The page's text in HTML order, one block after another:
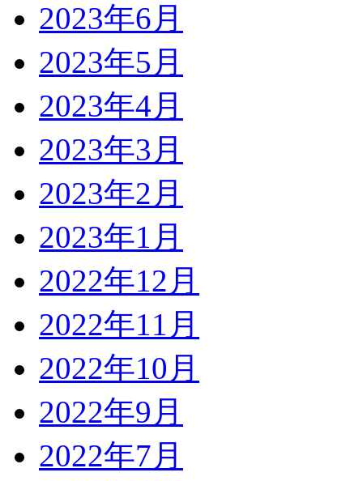
2023年6月
2023年5月
2023年4月
2023年3月
2023年2月
2023年1月
2022年12月
2022年11月
2022年10月
2022年9月
2022年7月